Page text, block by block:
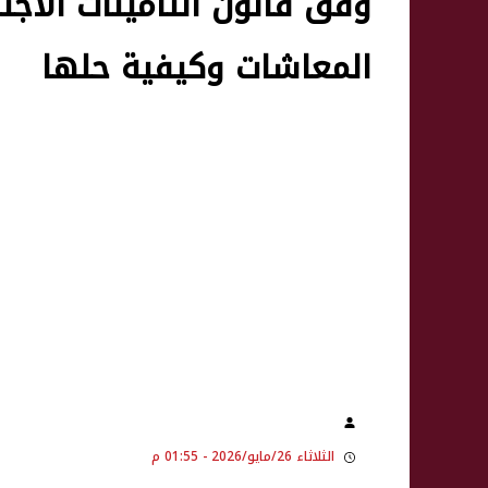
المعاشات وكيفية حلها
الثلاثاء 26/مايو/2026 - 01:55 م